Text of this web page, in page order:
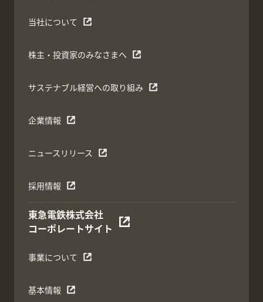
当社について
株主・投資家のみなさまへ
サステナブル経営への取り組み
企業情報
ニュースリリース
採用情報
東急電鉄株式会社
コーポレートサイト
事業について
基本情報